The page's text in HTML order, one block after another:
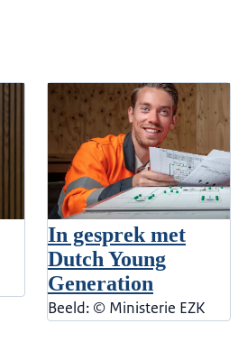
In gesprek met
Dutch Young
Generation
Beeld: © Ministerie EZK